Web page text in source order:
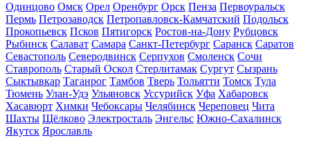
Одинцово Омск Орел Оренбург Орск Пенза Первоуральск
Пермь Петрозаводск Петропавловск-Камчатский Подольск
Прокопьевск Псков Пятигорск Ростов-на-Дону Рубцовск
Рыбинск Салават Самара Санкт-Петербург Саранск Саратов
Севастополь Северодвинск Серпухов Смоленск Сочи
Ставрополь Старый Оскол Стерлитамак Сургут Сызрань
Сыктывкар Таганрог Тамбов Тверь Тольятти Томск Тула
Тюмень Улан-Удэ Ульяновск Уссурийск Уфа Хабаровск
Хасавюрт Химки Чебоксары Челябинск Череповец Чита
Шахты Щёлково Электросталь Энгельс Южно-Сахалинск
Якутск Ярославль